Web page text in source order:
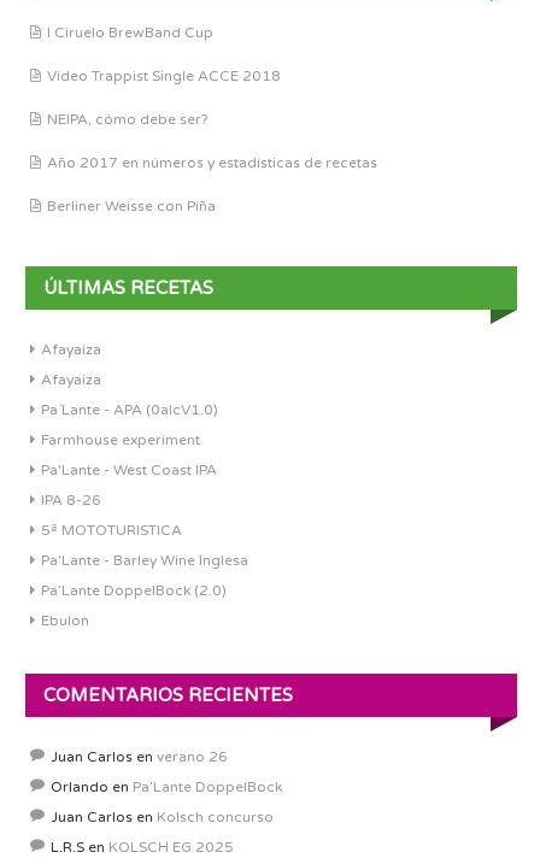
I Ciruelo BrewBand Cup
Vídeo Trappist Single ACCE 2018
NEIPA, cómo debe ser?
Año 2017 en números y estadísticas de recetas
Berliner Weisse con Piña
ÚLTIMAS RECETAS
Afayaiza
Afayaiza
Pa´Lante - APA (0alcV1.0)
Farmhouse experiment
Pa'Lante - West Coast IPA
IPA 8-26
5ª MOTOTURISTICA
Pa'Lante - Barley Wine Inglesa
Pa’Lante DoppelBock (2.0)
Ebulon
COMENTARIOS RECIENTES
Juan Carlos en verano 26
Orlando en Pa’Lante DoppelBock
Juan Carlos en Kolsch concurso
L.R.S en KOLSCH EG 2025